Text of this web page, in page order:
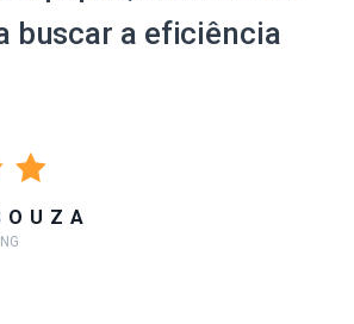
buscar a eficiência